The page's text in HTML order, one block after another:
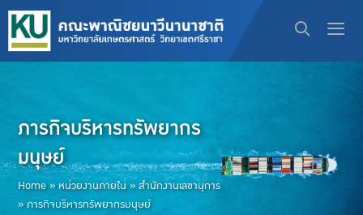
ภารกิจบริหารทรัพยากร
มนุษย์
Home » หน่วยงานภายใน »สำนักงานเลขานุการ
»ภารกิจบริหารทรัพยากรมนุษย์